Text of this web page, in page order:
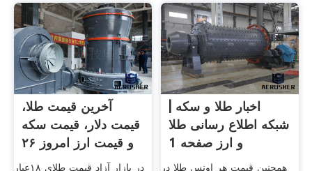
آخرین قیمت طلا،
قیمت دلار، قیمت سکه
و قیمت ارز امروز ۲۶
...در بازار آزاد قیمت طلای ۱۸عیار
اخبار طلا و سکه |
شبکه اطلاع رسانی طلا
و ارز صفحه 1
همچنین قیمت هر اونس طلا در